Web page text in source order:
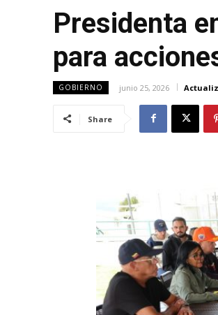
Presidenta
para
GOBIERNO junio 25, 2026
Share